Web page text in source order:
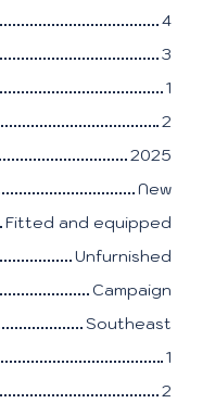
4
3
1
2
2025
New
Fitted and equipped
Unfurnished
Campaign
Southeast
1
2